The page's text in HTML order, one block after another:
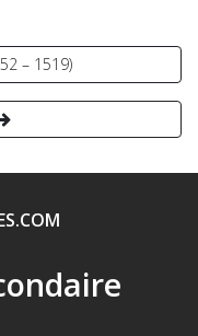
– 1519)